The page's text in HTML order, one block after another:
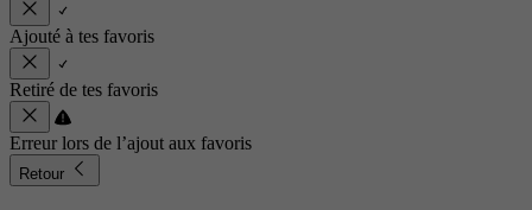
Ajouté à tes favoris
Retiré de tes favoris
Erreur lors de l’ajout aux favoris
Retour